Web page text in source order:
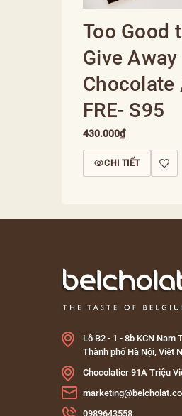
Too Good
Give Away
Chocolate
FRE- S95
430.000₫
CHI TIẾT
Lô B2 - 1 - 8b KCN Nam
Thành phố Hà Nội, Việt
Chocolatier 91A Triệu
0989643558